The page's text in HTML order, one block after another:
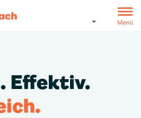
Menü
Effektiv.